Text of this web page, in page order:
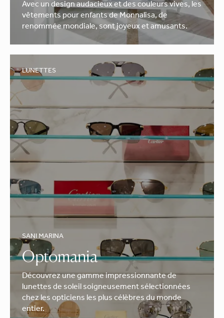
Avec un design audacieux et des couleurs vives, les
vêtements pour enfants de Monnalisa, de
renommée mondiale, sont joyeux et amusants.
LUNETTES
SANI MARINA
Optomania
Découvrez une gamme impressionnante de
lunettes de soleil soigneusement sélectionnées
chez les opticiens les plus célèbres du monde
entier.